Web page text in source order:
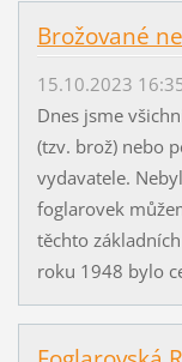
Brožované
15.10.2023
Dnes jsme
(tzv. brož) nebo
vydavatele.
foglarovek
těchto
roku 1948 bylo